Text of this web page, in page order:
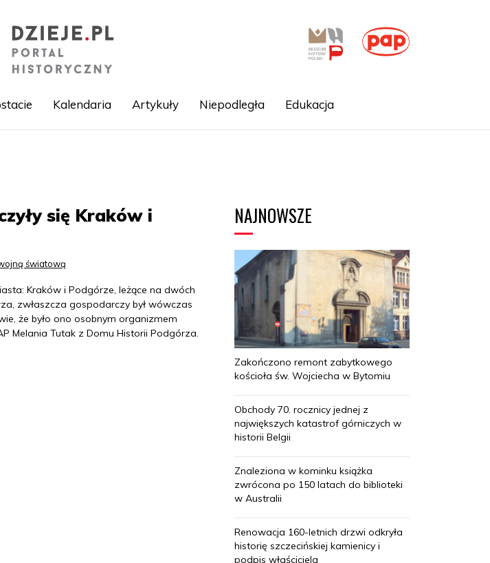
Kalendaria Artykuły Niepodległa Edukacja
się Kraków i
światową
Kraków i Podgórze, leżące na dwóch
zwłaszcza gospodarczy był wówczas
że było ono osobnym organizmem
Melania Tutak z Domu Historii Podgórza.
NAJNOWSZE
Zakończono remont zabytkowego
kościoła św. Wojciecha w Bytomiu
Obchody 70. rocznicy jednej z
największych katastrof górniczych w
historii Belgii
Znaleziona w kominku książka
zwrócona po 150 latach do biblioteki
w Australii
Renowacja 160-letnich drzwi odkryła
historię szczecińskiej kamienicy i
podpis właściciela